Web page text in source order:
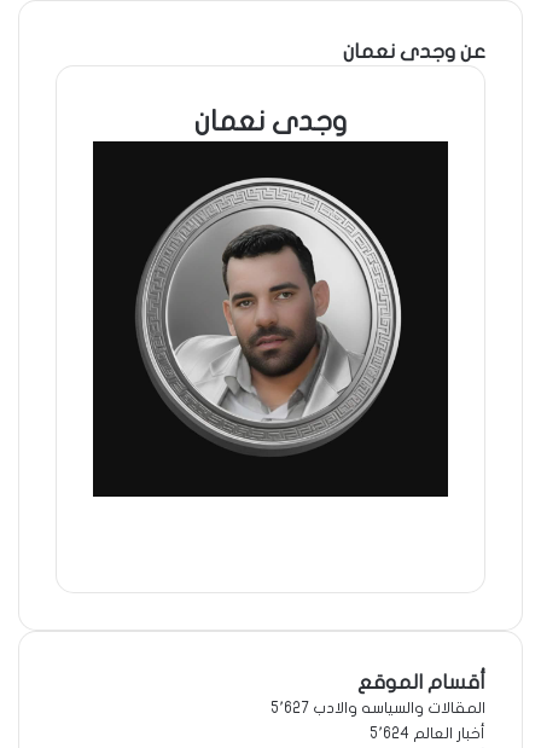
عن وجدى نعمان
وجدى نعمان
أقسام الموقع
المقالات والسياسه والادب 5٬627
أخبار العالم 5٬624